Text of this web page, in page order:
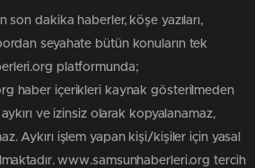
son dakika haberler, köşe yazıları,
seyahate bütün konuların tek
platformunda;
haber içerikleri kaynak gösterilmeden
aykırı ve izinsiz olarak kopyalanamaz,
Aykırı işlem yapan kişi/kişiler için yasal
www.samsunhaberleri.org tercih